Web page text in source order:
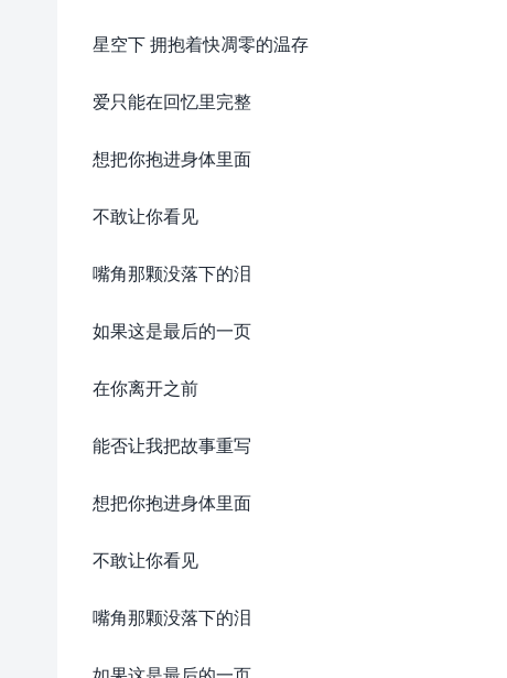
星空下 拥抱着快凋零的温存
爱只能在回忆里完整
想把你抱进身体里面
不敢让你看见
嘴角那颗没落下的泪
如果这是最后的一页
在你离开之前
能否让我把故事重写
想把你抱进身体里面
不敢让你看见
嘴角那颗没落下的泪